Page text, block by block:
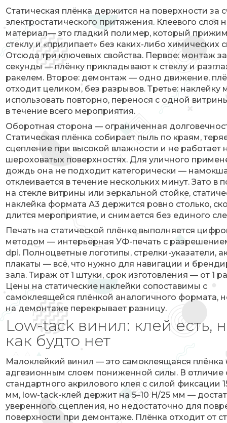
Статическая плёнка держится на поверхности за
электростатического притяжения. Клеевого слоя
материал— это гладкий полимер, который
стеклу и «прилипает» без каких-либо химических
Отсюда три ключевых свойства. Первое: монтаж
секунды — плёнку прикладывают к стеклу и
ракелем. Второе: демонтаж — одно движение,
отходит целиком, без разрывов. Третье:
использовать повторно, перенося с одной
в течение всего мероприятия.
Оборотная сторона — ограниченная
Статическая плёнка собирает пыль по краям,
сцепление при высокой влажности и не работает
шероховатых поверхностях. Для уличного
дождь она не подходит категорически —
отклеивается в течение нескольких минут. Зато в
на стекле витрины или зеркальной стойке,
наклейка формата А3 держится ровно столько,
длится мероприятие, и снимается без единого
Печать на статической плёнке выполняется
методом — интерьерная УФ-печать с
dpi. Полноцветные логотипы, стрелки-указатели,
плакаты — всё, что нужно для навигации и
зала. Тираж от 1 штуки, срок изготовления — от 1
Цены на статические наклейки сопоставимы с
самоклеящейся плёнкой аналогичного формата,
на демонтаже перекрывает разницу.
Low-tack винил: клей есть,
как будто нет
Малоклейкий винил — это самоклеящаяся плёнка
адгезионным слоем пониженной силы. В отличие
стандартного акрилового клея с силой фиксации
мм, low-tack-клей держит на 5–10 Н/25 мм —
уверенного сцепления, но недостаточно для
поверхности при демонтаже. Плёнка отходит от